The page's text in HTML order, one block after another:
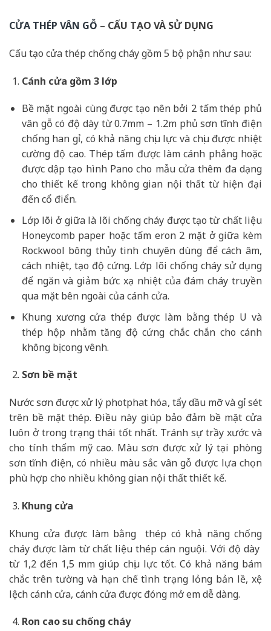
CỬA THÉP VÂN GỖ – CẤU TẠO VÀ SỬ DỤNG
Cấu tạo cửa thép chống cháy gồm 5 bộ phận như sau:
Cánh cửa gồm 3 lớp
Bề mặt ngoài cùng được tạo nên bởi 2 tấm thép phủ
vân gỗ có độ dày từ 0.7mm – 1.2m phủ sơn tĩnh điện
chống han gỉ, có khả năng chịu lực và chịu được nhiệt
cường độ cao. Thép tấm được làm cánh phẳng hoặc
được dập tạo hình Pano cho mẫu cửa thêm đa dạng
cho thiết kế trong không gian nội thất từ hiện đại
đến cổ điển.
Lớp lõi ở giữa là lõi chống cháy được tạo từ chất liệu
Honeycomb paper hoặc tấm eron 2 mặt ở giữa kèm
Rockwool bông thủy tinh chuyên dùng để cách âm,
cách nhiệt, tạo độ cứng. Lớp lõi chống cháy sử dụng
để ngăn và giảm bức xạ nhiệt của đám cháy truyền
qua mặt bên ngoài của cánh cửa.
Khung xương cửa thép được làm bằng thép U và
thép hộp nhằm tăng độ cứng chắc chắn cho cánh
không bị cong vênh.
Sơn bề mặt
Nước sơn được xử lý photphat hóa, tẩy dầu mỡ và gỉ sét
trên bề mặt thép. Điều này giúp bảo đảm bề mặt cửa
luôn ở trong trạng thái tốt nhất. Tránh sự trầy xước và
cho tính thẩm mỹ cao. Màu sơn được xử lý tại phòng
sơn tĩnh điện, có nhiều màu sắc vân gỗ được lựa chọn
phù hợp cho nhiều không gian nội thất thiết kế.
Khung cửa
Khung cửa được làm bằng thép có khả năng chống
cháy được làm từ chất liệu thép cán nguội. Với độ dày
từ 1,2 đến 1,5 mm giúp chịu lực tốt. Có khả năng bám
chắc trên tường và hạn chế tình trạng lỏng bản lề, xệ
lệch cánh cửa, cánh cửa được đóng mở em dễ dàng.
Ron cao su chống cháy